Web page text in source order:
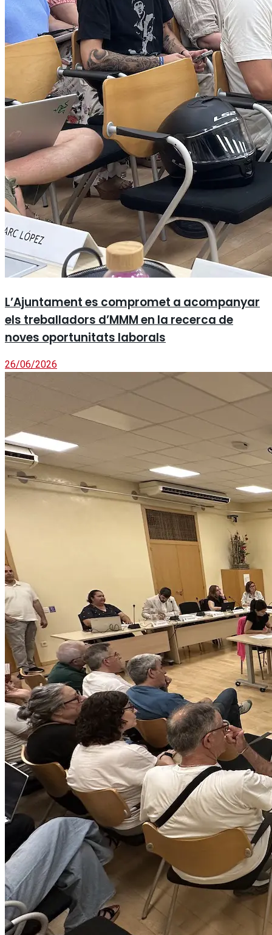
L’Ajuntament es compromet a acompanyar
els treballadors d’MMM en la recerca de
noves oportunitats laborals
26/06/2026